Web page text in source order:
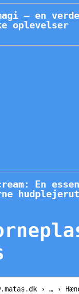
– en
oplevelser
En
› … ›